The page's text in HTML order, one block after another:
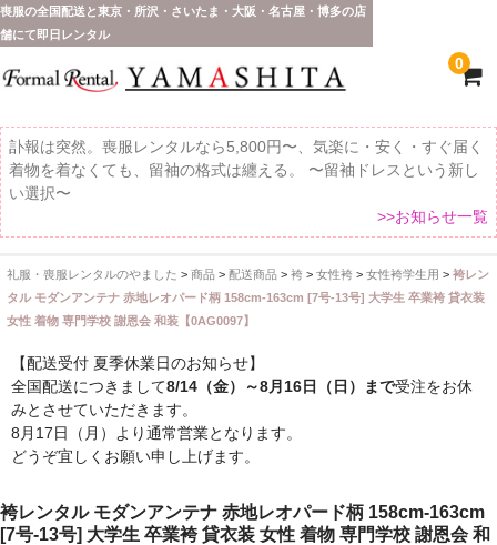
喪服の全国配送と東京・所沢・さいたま・大阪・名古屋・博多の店
舗にて即日レンタル
0
訃報は突然。喪服レンタルなら5,800円〜、気楽に・安く・すぐ届く
着物を着なくても、留袖の格式は纏える。 〜留袖ドレスという新し
い選択〜
>>お知らせ一覧
ホーム
全 国 配 送
受取り場所が選べます
東京即日バイク便
ご注文の流れ
礼服・喪服レンタルのやました > 商品> 配送商品> 袴> 女性袴> 女性袴学生用 > 袴レン
タル モダンアンテナ 赤地レオパード柄 158cm-163cm [7号-13号] 大学生 卒業袴 貸衣装
女性 着物 専門学校 謝恩会 和装【0AG0097】
【配送受付 夏季休業日のお知らせ】
全国配送につきまして8/14（金）～8月16日（日）まで受注をお休
みとさせていただきます。
8月17日（月）より通常営業となります。
どうぞ宜しくお願い申し上げます。
袴レンタル モダンアンテナ 赤地レオパード柄 158cm-163cm
[7号-13号] 大学生 卒業袴 貸衣装 女性 着物 専門学校 謝恩会 和